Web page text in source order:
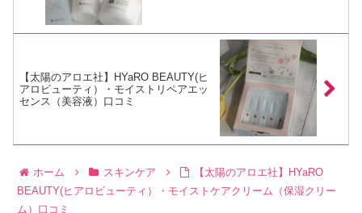
【太陽のアロエ社】HYaRO BEAUTY(ヒ
アロビューティ）・モイストリペアエッ
センス（美容液）口コミ
ホーム スキンケア
【太陽のアロエ社】HYaRO
BEAUTY(ヒアロビューティ）・モイストケアクリーム（保湿クリー
ム）口コミ